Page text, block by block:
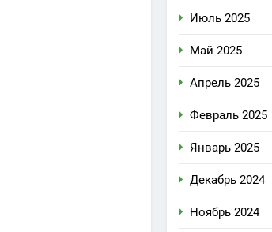
Июль 2025
Май 2025
Апрель 2025
Февраль 2025
Январь 2025
Декабрь 2024
Ноябрь 2024